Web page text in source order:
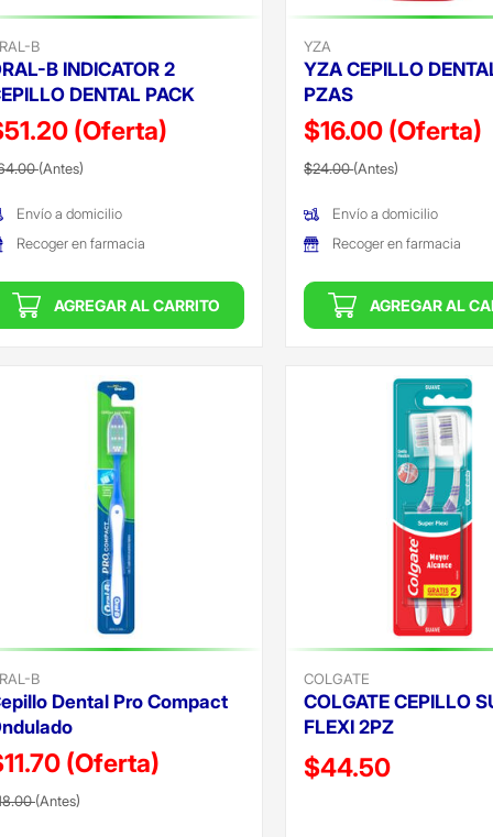
B
B INDICATOR 2
DENTAL PACK
(Oferta)
reducido de
(Antes)
Envío a domicilio
Recoger en farmacia
AGREGAR AL CARRITO
YZA
YZA CEPILLO
PZAS
$16.00 (Oferta)
Precio reducido de
$24.00(Antes)
Envío a domicilio
Recoger en farmacia
AGREGAR AL
B
Dental Pro Compact
(Oferta)
reducido de
(Antes)
COLGATE
COLGATE CEPILLO
FLEXI 2PZ
Precio reducido de
$44.50